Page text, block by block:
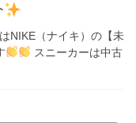
NIKE（ナイキ）の【未
スニーカーは中古